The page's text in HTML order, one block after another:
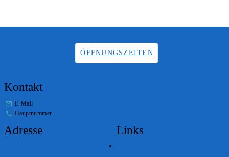
ÖFFNUNGSZEITEN
Kontakt
E-Mail
Hauptnummer
Adresse Links